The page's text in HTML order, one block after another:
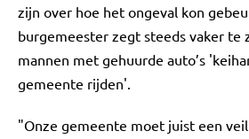
zijn over hoe het ongeval kon
burgemeester zegt steeds vaker te
mannen met gehuurde auto’s
gemeente rijden'.
"Onze gemeente moet juist een